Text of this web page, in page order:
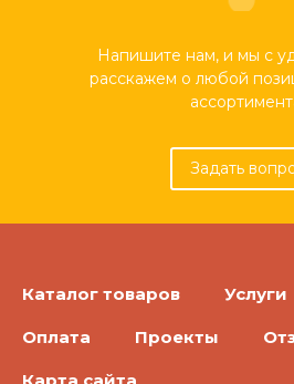
Напишите нам, и мы с
расскажем о любой
Задать
Каталог товаров Услуги
Оплата Проекты